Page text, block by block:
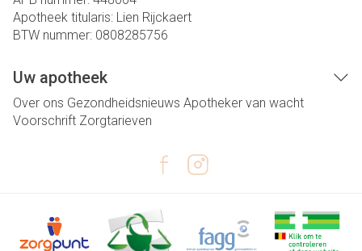
Apotheek titularis: Lien Rijckaert
BTW nummer: 0808285756
Uw apotheek
Over ons Gezondheidsnieuws Apotheker van wacht
Voorschrift Zorgtarieven